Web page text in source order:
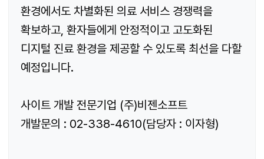
환경에서도 차별화된 의료 서비스 경쟁력을
확보하고, 환자들에게 안정적이고 고도화된
디지털 진료 환경을 제공할 수 있도록 최선을 다할
예정입니다.
사이트 개발 전문기업 (주)비젠소프트
개발문의 : 02-338-4610(담당자 : 이자형)